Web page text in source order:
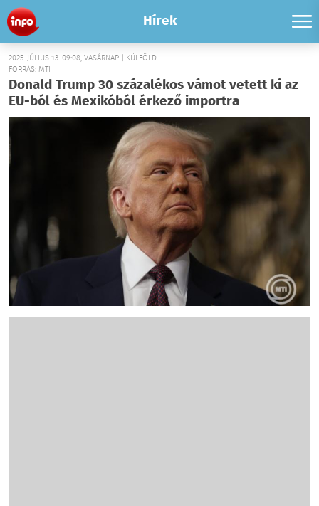
Hírek
2025. JÚLIUS 13. 09:08, VASÁRNAP | KÜLFÖLD
FORRÁS: MTI
Donald Trump 30 százalékos vámot vetett ki az
EU-ból és Mexikóból érkező importra